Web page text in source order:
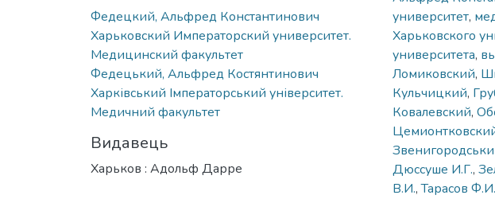
Федецкий, Альфред Константинович
Харьковский Императорский университет.
Медицинский факультет
Федецький, Альфред Костянтинович
Харківський Імператорський університет.
Медичний факультет
Видавець
Харьков : Адольф Дарре
университет,
Харьковского
университета,
Ломиковский,
Кульчицкий,
Ковалевский,
Дюссуше И.Г.,
В.И.,Тарасов Ф.И.